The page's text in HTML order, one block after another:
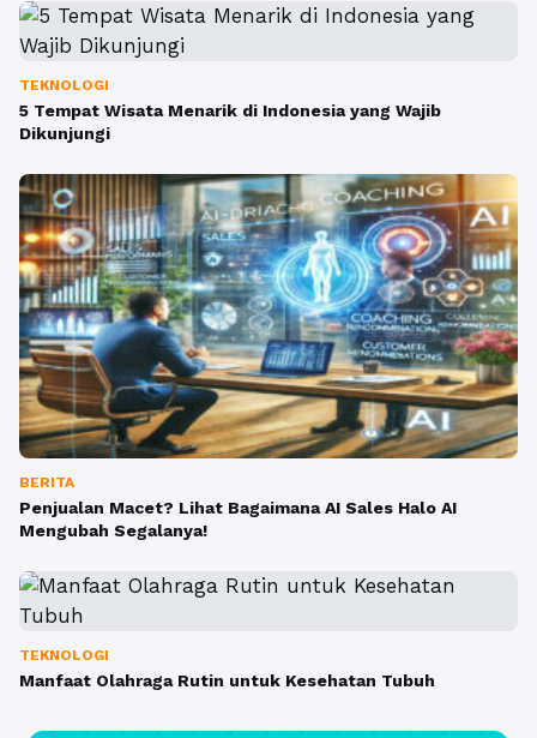
TEKNOLOGI
5 Tempat Wisata Menarik di Indonesia yang Wajib
Dikunjungi
BERITA
Penjualan Macet? Lihat Bagaimana AI Sales Halo AI
Mengubah Segalanya!
TEKNOLOGI
Manfaat Olahraga Rutin untuk Kesehatan Tubuh